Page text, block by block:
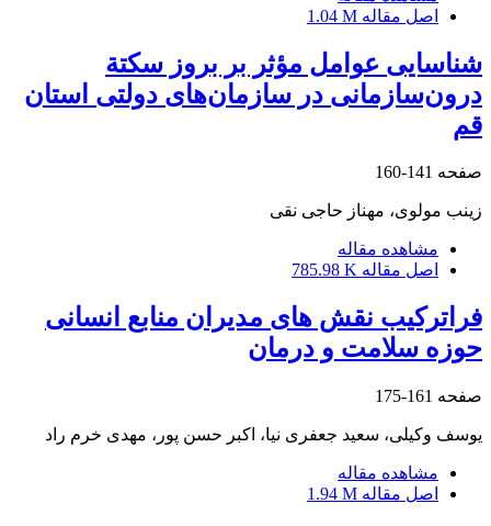
اصل مقاله 1.04 M
شناسایی عوامل مؤثر بر بروز سکتة
درون‌سازمانی در سازمان‌های دولتی استان
قم
صفحه 141-160
زینب مولوی، مهناز حاجی نقی
مشاهده مقاله
اصل مقاله 785.98 K
فراترکیب نقش های مدیران منابع انسانی
حوزه سلامت و درمان
صفحه 161-175
یوسف وکیلی، سعید جعفری نیا، اکبر حسن پور، مهدی خرم راد
مشاهده مقاله
اصل مقاله 1.94 M